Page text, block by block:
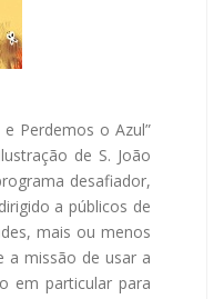
Perdemos o Azul”
de S. João
desafiador,
a públicos de
mais ou menos
a missão de usar a
em particular para